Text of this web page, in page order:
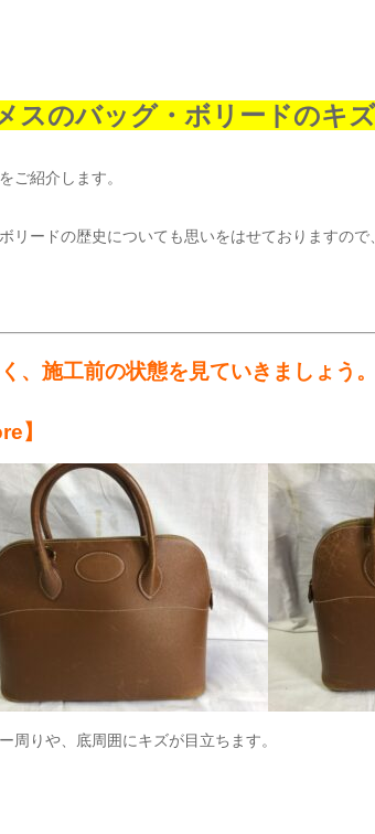
スのバッグ・ボリードのキ
ご紹介します。
リードの歴史についても思いをはせておりますので
、施工前の状態を見ていきましょう。
】
周りや、底周囲にキズが目立ちます。